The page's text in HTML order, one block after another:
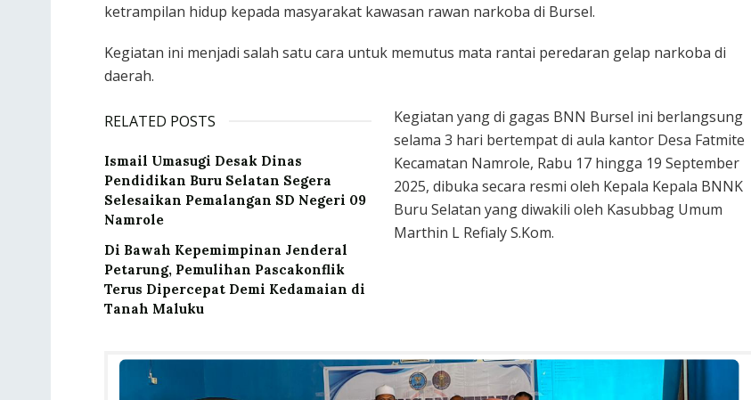
ketrampilan hidup kepada masyarakat kawasan rawan narkoba di Bursel.
Kegiatan ini menjadi salah satu cara untuk memutus mata rantai peredaran gelap narkoba di
daerah.
RELATED POSTS
Ismail Umasugi Desak Dinas
Pendidikan Buru Selatan Segera
Selesaikan Pemalangan SD Negeri 09
Namrole
Di Bawah Kepemimpinan Jenderal
Petarung, Pemulihan Pascakonflik
Terus Dipercepat Demi Kedamaian di
Tanah Maluku
Kegiatan yang di gagas BNN Bursel ini berlangsung
selama 3 hari bertempat di aula kantor Desa Fatmite
Kecamatan Namrole, Rabu 17 hingga 19 September
2025, dibuka secara resmi oleh Kepala Kepala BNNK
Buru Selatan yang diwakili oleh Kasubbag Umum
Marthin L Refialy S.Kom.